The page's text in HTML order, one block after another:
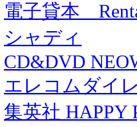
電子貸本
シャディ
CD&DVD
エレコムダイ
集英社 HAPPY